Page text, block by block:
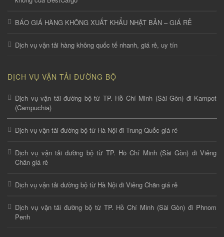
BÁO GIÁ HÀNG KHÔNG XUẤT KHẨU NHẬT BẢN – GIÁ RẺ
Dịch vụ vận tải hàng không quốc tế nhanh, giá rẻ, uy tín
DỊCH VỤ VẬN TẢI ĐƯỜNG BỘ
Dịch vụ vận tải đường bộ từ TP. Hồ Chí Minh (Sài Gòn) đi Kampot
(Campuchia)
Dịch vụ vận tải đường bộ từ Hà Nội đi Trung Quốc giá rẻ
Dịch vụ vận tải đường bộ từ TP. Hồ Chí Minh (Sài Gòn) đi Viêng
Chăn giá rẻ
Dịch vụ vận tải đường bộ từ Hà Nội đi Viêng Chăn giá rẻ
Dịch vụ vận tải đường bộ từ TP. Hồ Chí Minh (Sài Gòn) đi Phnom
Penh